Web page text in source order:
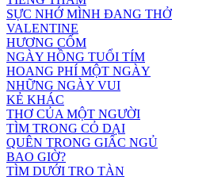
SỰC NHỚ MÌNH ĐANG THỞ
VALENTINE
HƯƠNG CỐM
NGÀY HỒNG TUỔI TÍM
HOANG PHÍ MỘT NGÀY
NHỮNG NGÀY VUI
KẺ KHÁC
THƠ CỦA MỘT NGƯỜI
TÌM TRONG CỎ DẠI
QUÊN TRONG GIẤC NGỦ
BAO GIỜ?
TÌM DƯỚI TRO TÀN